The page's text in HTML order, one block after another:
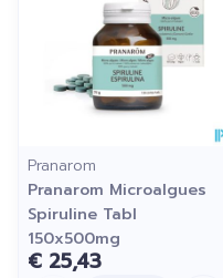
Pranarom
Pranarom Microalgues
Spiruline Tabl
150x500mg
€ 25,43